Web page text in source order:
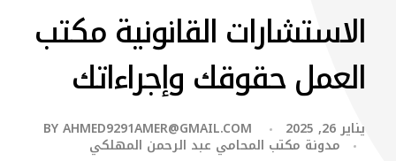
الاستشارات القانونية مكتب
العمل حقوقك وإجراءاتك
يناير 26, 2025 BYAHMED9291AMER@GMAIL.COM
مدونة مكتب المحامي عبد الرحمن المهلكي